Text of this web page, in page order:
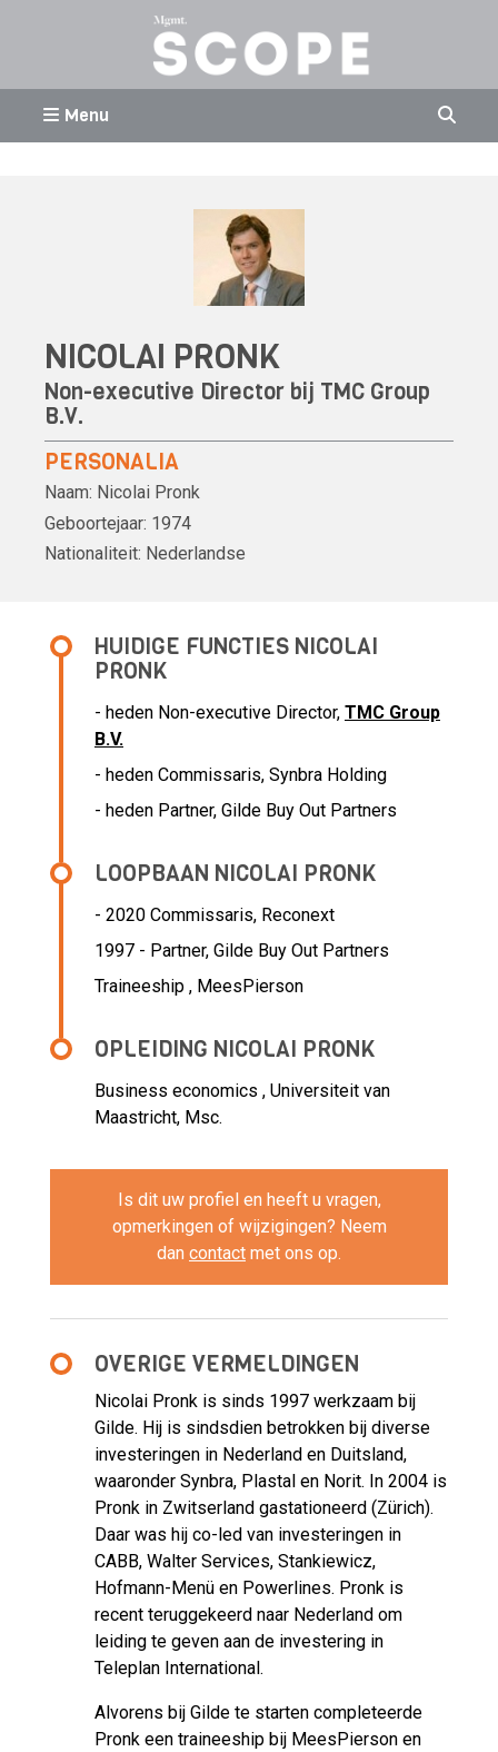
Menu
NICOLAI PRONK
Non-executive Director bij TMC Group
B.V.
PERSONALIA
Naam: Nicolai Pronk
Geboortejaar: 1974
Nationaliteit: Nederlandse
HUIDIGE FUNCTIES NICOLAI
PRONK
- heden Non-executive Director, TMC Group
B.V.
- heden Commissaris, Synbra Holding
- heden Partner, Gilde Buy Out Partners
LOOPBAAN NICOLAI PRONK
- 2020 Commissaris, Reconext
1997 - Partner, Gilde Buy Out Partners
Traineeship , MeesPierson
OPLEIDING NICOLAI PRONK
Business economics , Universiteit van
Maastricht, Msc.
Is dit uw profiel en heeft u vragen,
opmerkingen of wijzigingen? Neem
dan contact met ons op.
OVERIGE VERMELDINGEN
Nicolai Pronk is sinds 1997 werkzaam bij
Gilde. Hij is sindsdien betrokken bij diverse
investeringen in Nederland en Duitsland,
waaronder Synbra, Plastal en Norit. In 2004 is
Pronk in Zwitserland gastationeerd (Zürich).
Daar was hij co-led van investeringen in
CABB, Walter Services, Stankiewicz,
Hofmann-Menü en Powerlines. Pronk is
recent teruggekeerd naar Nederland om
leiding te geven aan de investering in
Teleplan International.
Alvorens bij Gilde te starten completeerde
Pronk een traineeship bij MeesPierson en